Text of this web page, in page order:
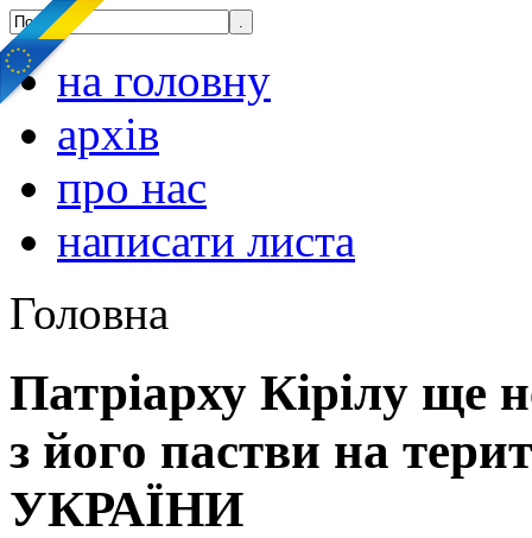
на головну
архів
про нас
написати листа
Головна
Патріарху Кірілу ще
з його пастви на
УКРАЇНИ